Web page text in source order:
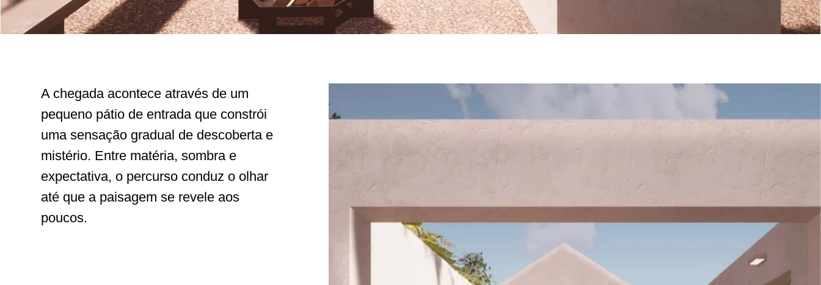
A chegada acontece através de um
pequeno pátio de entrada que constrói
uma sensação gradual de descoberta e
mistério. Entre matéria, sombra e
expectativa, o percurso conduz o olhar
até que a paisagem se revele aos
poucos.